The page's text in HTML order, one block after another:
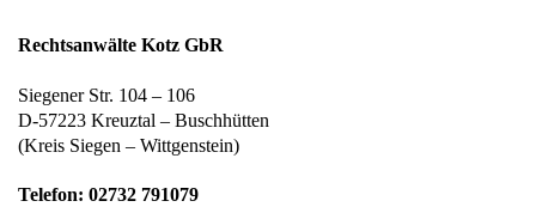
Rechtsanwälte Kotz GbR
Siegener Str. 104 – 106
D-57223 Kreuztal – Buschhütten
(Kreis Siegen – Wittgenstein)
Telefon: 02732 791079